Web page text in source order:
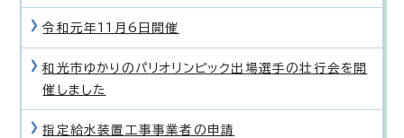
令和元年11月6日開催
和光市ゆかりのパリオリンピック出場選手の壮行会を開
催しました
指定給水装置工事事業者の申請